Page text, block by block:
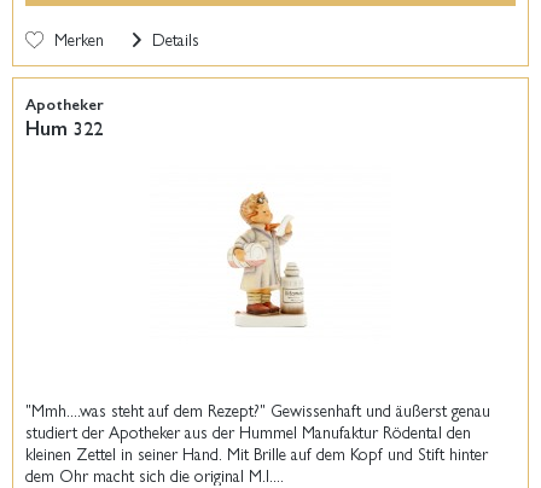
Merken Details
Apotheker
Hum 322
"Mmh....was steht auf dem Rezept?" Gewissenhaft und äußerst genau
studiert der Apotheker aus der Hummel Manufaktur Rödental den
kleinen Zettel in seiner Hand. Mit Brille auf dem Kopf und Stift hinter
dem Ohr macht sich die original M.I....